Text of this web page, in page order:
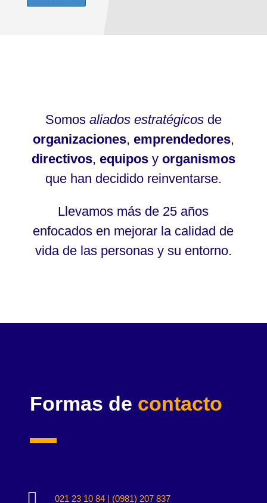
Somos aliados estratégicosde
organizaciones, emprendedores,
directivos, equiposy organismos
que han decidido reinventarse.
Llevamos más de 25 años
enfocados en mejorar la calidad de
vida de las personas y su entorno.
Formas de contacto
 021 23 10 84 | (0981) 207 837